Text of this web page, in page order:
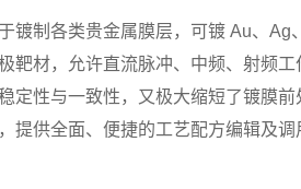
镀制各类贵金属膜层，可镀 Au、Ag
靶材，允许直流脉冲、中频、射频
定性与一致性，又极大缩短了镀膜前
提供全面、便捷的工艺配方编辑及